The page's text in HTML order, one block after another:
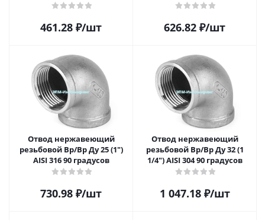
461.28 ₽/шт 626.82 ₽/шт
Отвод нержавеющий
резьбовой Вр/Вр Ду 25 (1")
AISI 316 90 градусов
730.98 ₽/шт
Отвод нержавеющий
резьбовой Вр/Вр Ду 32 (1
1/4") AISI 304 90 градусов
1 047.18₽/шт